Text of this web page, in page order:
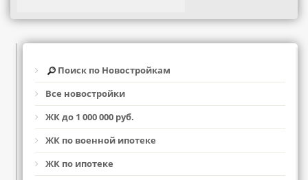
Поиск по Новостройкам
Все новостройки
ЖК до 1 000 000 руб.
ЖК по военной ипотеке
ЖК по ипотеке